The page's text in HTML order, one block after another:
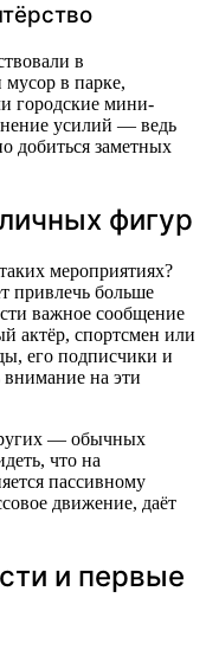
в
мусор в парке,
городские мини-
усилий — ведь
добиться заметных
фигур
мероприятиях?
привлечь больше
важное сообщение
актёр, спортсмен или
его подписчики и
внимание на эти
— обычных
что на
пассивному
движение, даёт
и первые